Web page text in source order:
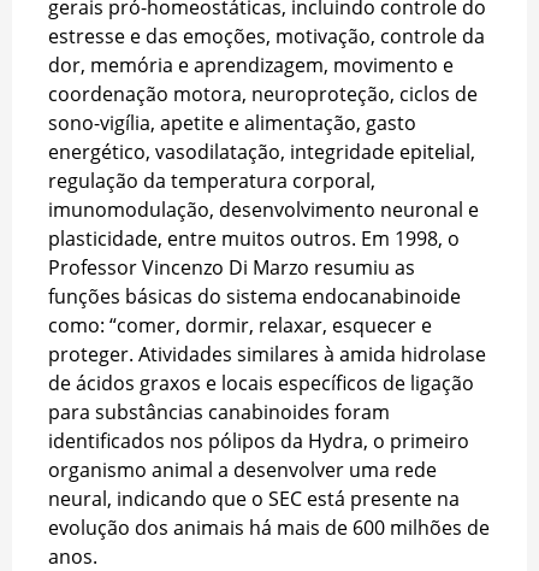
gerais pró-homeostáticas, incluindo controle do
estresse e das emoções, motivação, controle da
dor, memória e aprendizagem, movimento e
coordenação motora, neuroproteção, ciclos de
sono-vigília, apetite e alimentação, gasto
energético, vasodilatação, integridade epitelial,
regulação da temperatura corporal,
imunomodulação, desenvolvimento neuronal e
plasticidade, entre muitos outros. Em 1998, o
Professor Vincenzo Di Marzo resumiu as
funções básicas do sistema endocanabinoide
como: “comer, dormir, relaxar, esquecer e
proteger. Atividades similares à amida hidrolase
de ácidos graxos e locais específicos de ligação
para substâncias canabinoides foram
identificados nos pólipos da Hydra, o primeiro
organismo animal a desenvolver uma rede
neural, indicando que o SEC está presente na
evolução dos animais há mais de 600 milhões de
anos.